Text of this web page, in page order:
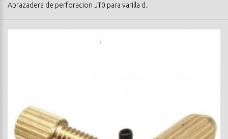
Abrazadera de perforacion JT0 para varilla d..